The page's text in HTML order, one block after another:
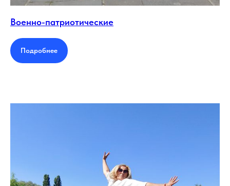
Военно-патриотические
Подробнее